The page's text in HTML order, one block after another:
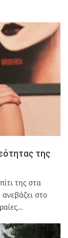
της
της στα
ανεβάζει στο